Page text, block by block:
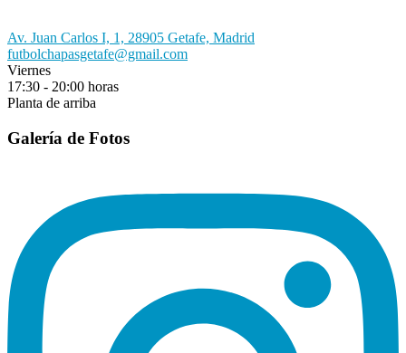
Av. Juan Carlos I, 1, 28905 Getafe, Madrid
futbolchapasgetafe@gmail.com
Viernes
17:30 - 20:00 horas
Planta de arriba
Galería de Fotos